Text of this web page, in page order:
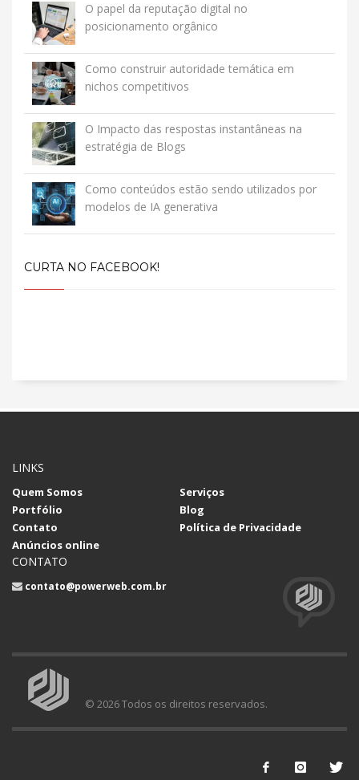
O papel da reputação digital no
posicionamento orgânico
Como construir autoridade temática em
nichos competitivos
O Impacto das respostas instantâneas na
estratégia de Blogs
Como conteúdos estão sendo utilizados por
modelos de IA generativa
CURTA NO FACEBOOK!
LINKS
Quem Somos
Serviços
Portfólio
Blog
Contato
Política de Privacidade
Anúncios online
CONTATO
contato@powerweb.com.br
© 2026 Todos os direitos reservados.